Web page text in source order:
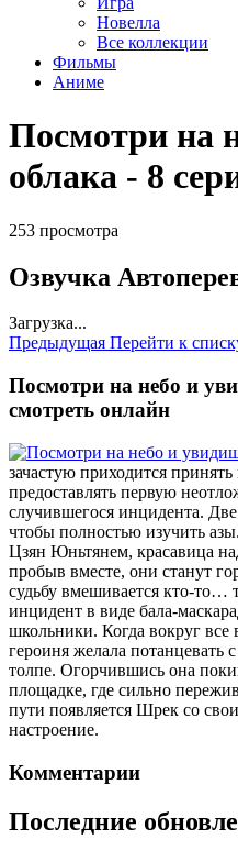
Новелла
Все коллекции
Фильмы
Аниме
Посмотри на
облака - 8
253 просмотра
Озвучка
Загрузка...
Предыдущая Перейти к
Посмотри на небо и
смотреть онлайн
зачастую приходится
предоставлять первую
случившегося инцидента.
чтобы полностью изучить
Цзян Юньтянем, красавица
пробыв вместе, они станут
судьбу вмешивается кто-то…
инцидент в виде бала-
школьники. Когда вокруг все
героиня желала
толпе. Огорчившись она
площадке, где сильно
пути появляется Шрек со
настроение.
Комментарии
Последние